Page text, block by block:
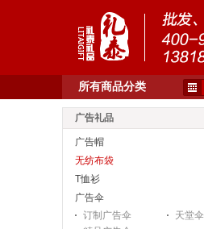
所有商品分类
广告礼品
广告帽
无纺布袋
T恤衫
广告伞
订制广告伞
天堂伞